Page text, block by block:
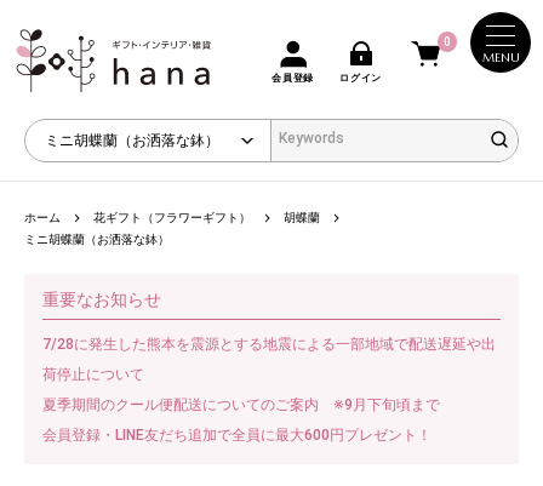
MENU
会員登録 ログイン
0
ホーム 花ギフト（フラワーギフト）
胡蝶蘭
ミニ胡蝶蘭（お洒落な鉢）
重要なお知らせ
7/28に発生した熊本を震源とする地震による一部地域で配送遅延や出
荷停止について
夏季期間のクール便配送についてのご案内 ※9月下旬頃まで
会員登録・LINE友だち追加で全員に最大600円プレゼント！